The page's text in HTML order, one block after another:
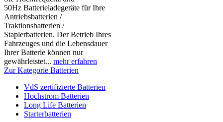
50Hz Batterieladegeräte für Ihre
Antriebsbatterien /
Traktionsbatterien /
Staplerbatterien. Der Betrieb Ihres
Fahrzeuges und die Lebensdauer
Ihrer Batterie können nur
gewährleistet... mehr erfahren
Zur Kategorie Batterien
VdS zertifizierte Batterien
Hochstrom Batterien
Long Life Batterien
Starterbatterien